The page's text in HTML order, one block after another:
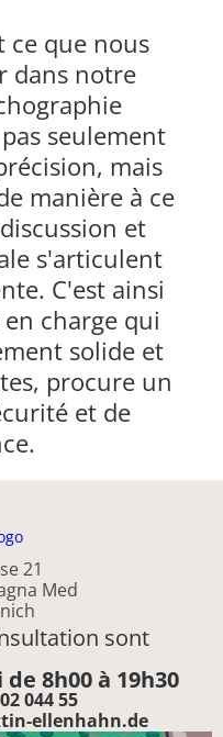
ce que nous
dans notre
seulement
mais
manière à ce
et
s'articulent
C'est ainsi
charge qui
solide et
procure un
et de
21
Med
sont
8h00 à 19h30
044 55
ellenhahn.de